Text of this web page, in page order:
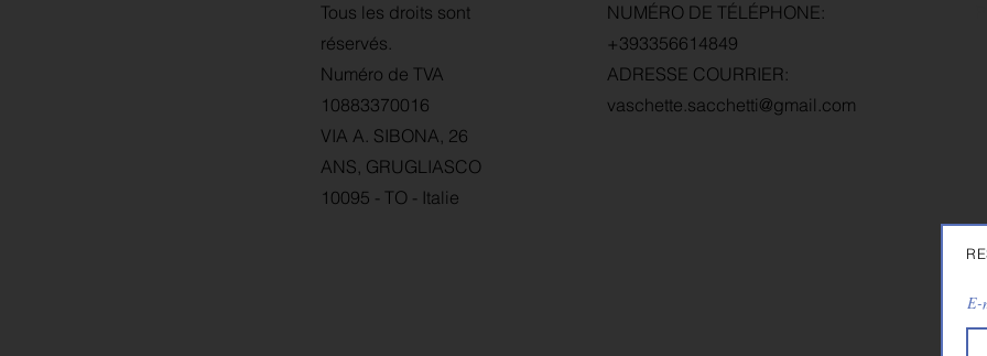
Tous les droits sont
réservés.
Numéro de TVA
10883370016
VIA A. SIBONA, 26
ANS, GRUGLIASCO
10095 - TO - Italie
NUMÉRO DE TÉLÉPHONE:
+393356614849
ADRESSE COURRIER:
vaschette.sacchetti@gmail.com
E-